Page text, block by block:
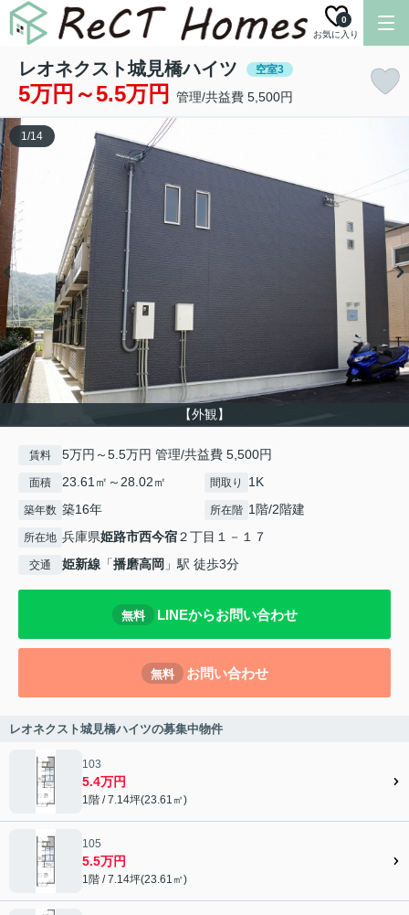
お気に入り
0
レオネクスト城見橋ハイツ 空室3
5万円～5.5万円 管理/共益費 5,500円
【外観】
1/14
賃料 5万円～5.5万円 管理/共益費 5,500円
面積 23.61㎡～28.02㎡ 間取り 1K
築年数 築16年 所在階 1階/2階建
所在地 兵庫県姫路市西今宿２丁目１－１７
交通 姫新線 「播磨高岡 」駅 徒歩3分
無料 LINEからお問い合わせ
無料 お問い合わせ
レオネクスト城見橋ハイツの募集中物件
103
5.4万円
1階 / 7.14坪(23.61㎡)
105
5.5万円
1階 / 7.14坪(23.61㎡)